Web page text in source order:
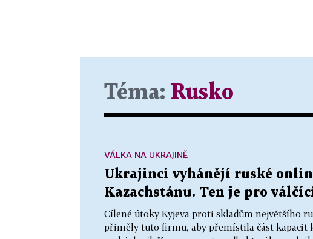
Téma: Rusko
Ukrajinci vyhánějí ruské
Kazachstánu. Ten je pro
Cílené útoky Kyjeva proti skladům největšího
přiměly tuto firmu, aby přemístila část kapacit
VÁLKA NA UKRAJINĚ